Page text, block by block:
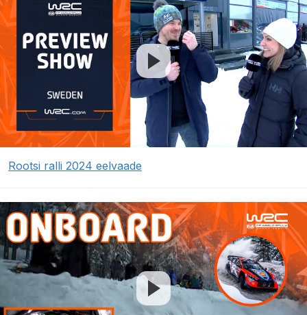
Rootsi ralli 2024 eelvaade